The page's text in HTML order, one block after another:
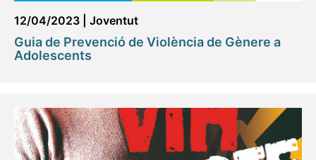
12/04/2023 Joventut
Guia de Prevenció de Violència de Gènere a
Adolescents